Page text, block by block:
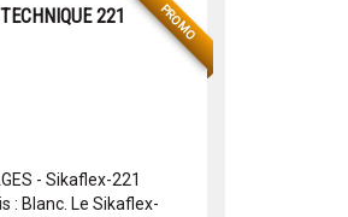
PROMO
221
- Sikaflex-221
: Blanc. Le Sikaflex-